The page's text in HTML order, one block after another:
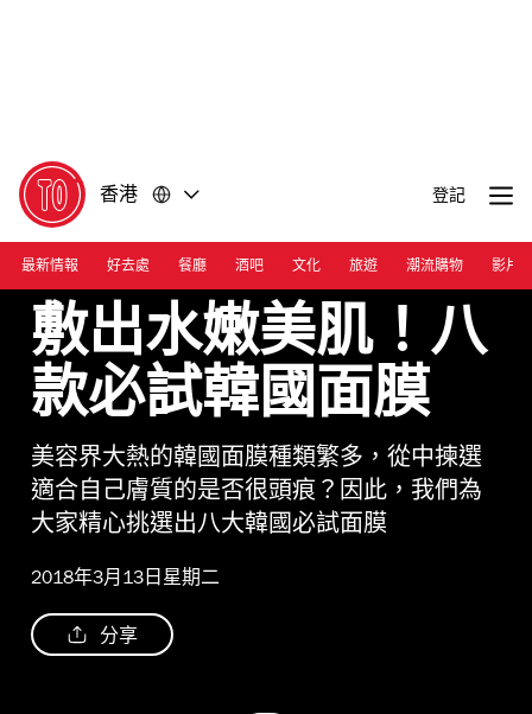
香港 登記
最新情報 好去處 餐廳 酒吧 文化 旅遊 潮流購物 影片
敷出水嫩美肌！八
款必試韓國面膜
美容界大熱的韓國面膜種類繁多，從中揀選
適合自己膚質的是否很頭痕？因此，我們為
大家精心挑選出八大韓國必試面膜
2018年3月13日星期二
分享